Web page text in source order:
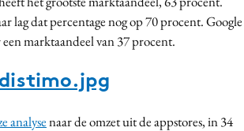
lag dat percentage nog op 70 procent. Google
marktaandeel van 37 procent.
analysenaar de omzet uit de appstores, in 34